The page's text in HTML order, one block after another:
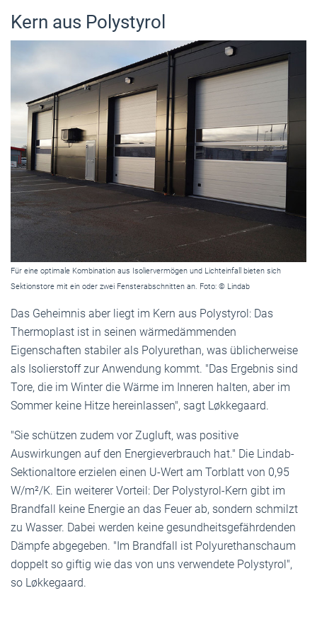
Kern aus Polystyrol
Für eine optimale Kombination aus Isoliervermögen und Lichteinfall bieten sich
Sektionstore mit ein oder zwei Fensterabschnitten an. Foto: © Lindab
Das Geheimnis aber liegt im Kern aus Polystyrol: Das
Thermoplast ist in seinen wärmedämmenden
Eigenschaften stabiler als Polyurethan, was üblicherweise
als Isolierstoff zur Anwendung kommt. "Das Ergebnis sind
Tore, die im Winter die Wärme im Inneren halten, aber im
Sommer keine Hitze hereinlassen", sagt Løkkegaard.
"Sie schützen zudem vor Zugluft, was positive
Auswirkungen auf den Energieverbrauch hat." Die Lindab-
Sektionaltore erzielen einen U-Wert am Torblatt von 0,95
W/m²/K. Ein weiterer Vorteil: Der Polystyrol-Kern gibt im
Brandfall keine Energie an das Feuer ab, sondern schmilzt
zu Wasser. Dabei werden keine gesundheitsgefährdenden
Dämpfe abgegeben. "Im Brandfall ist Polyurethanschaum
doppelt so giftig wie das von uns verwendete Polystyrol",
so Løkkegaard.